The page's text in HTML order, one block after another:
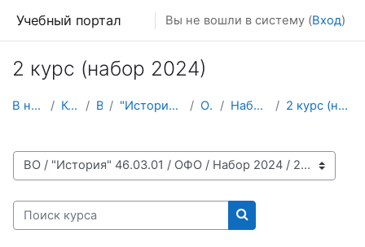
Учебный портал Вы не вошли в систему (Вход)
2 курс (набор 2024)
В начало Курсы ВО "История" 46.03.01 ОФО Набор 2024 2 курс (набор 2024)
Категории курсов
Поиск курса
Поиск курса